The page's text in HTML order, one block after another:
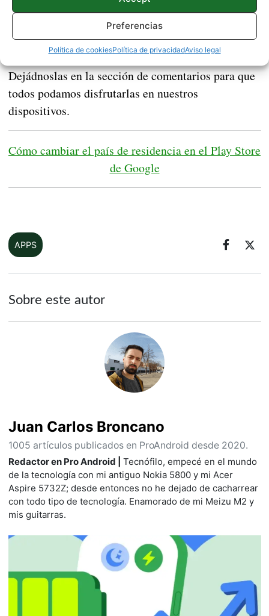
Preferencias
Política de cookiesPolítica de privacidadAviso legal
la aplicación o juego en cuestión,
por el ítem adquirido aunque
vuelva a su precio original. ¿Conocéis másofertas
de aplicaciones gratis en el Play Store?
Dejádnoslas en la sección de comentarios para que
todos podamos disfrutarlas en nuestros
dispositivos.
Cómo cambiar el país de residencia en el Play Store
de Google
APPS
Sobre este autor
Juan Carlos Broncano
1005 artículos publicados en ProAndroid desde 2020.
Redactor en Pro Android | Tecnófilo, empecé en el mundo
de la tecnología con mi antiguo Nokia 5800 y mi Acer
Aspire 5732Z; desde entonces no he dejado de cacharrear
con todo tipo de tecnología. Enamorado de mi Meizu M2 y
mis guitarras.